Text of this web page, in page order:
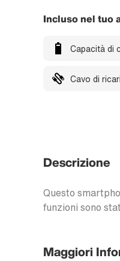
Incluso nel tuo
Capacità di
Cavo di
Descrizione
Questo
funzioni sono
Maggiori